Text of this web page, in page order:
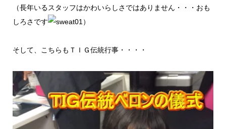
（長年いるスタッフはかわいらしさではありません・・・おも
しろさです
）
そして、こちらもＴＩＧ伝統行事・・・・